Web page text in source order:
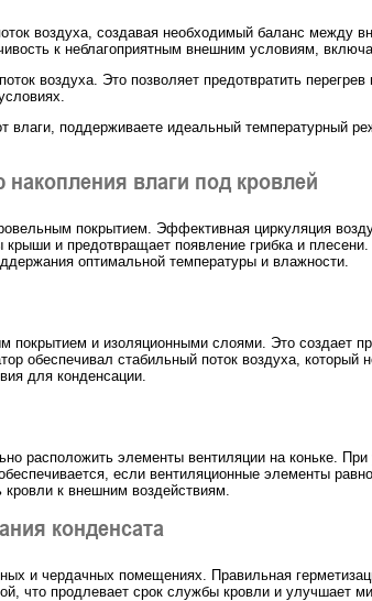
воздуха, создавая необходимый баланс между
к неблагоприятным внешним условиям,
воздуха. Это позволяет предотвратить
поддерживаете идеальный температурный
влаги под кровлей
покрытием. Эффективная циркуляция
и предотвращает появление грибка и
оптимальной температуры и влажности.
покрытием и изоляционными слоями. Это создает
обеспечивал стабильный поток воздуха, который
для конденсации.
расположить элементы вентиляции на коньке. При
если вентиляционные элементы
кровли к внешним воздействиям.
конденсата
и чердачных помещениях. Правильная
что продлевает срок службы кровли и улучшает